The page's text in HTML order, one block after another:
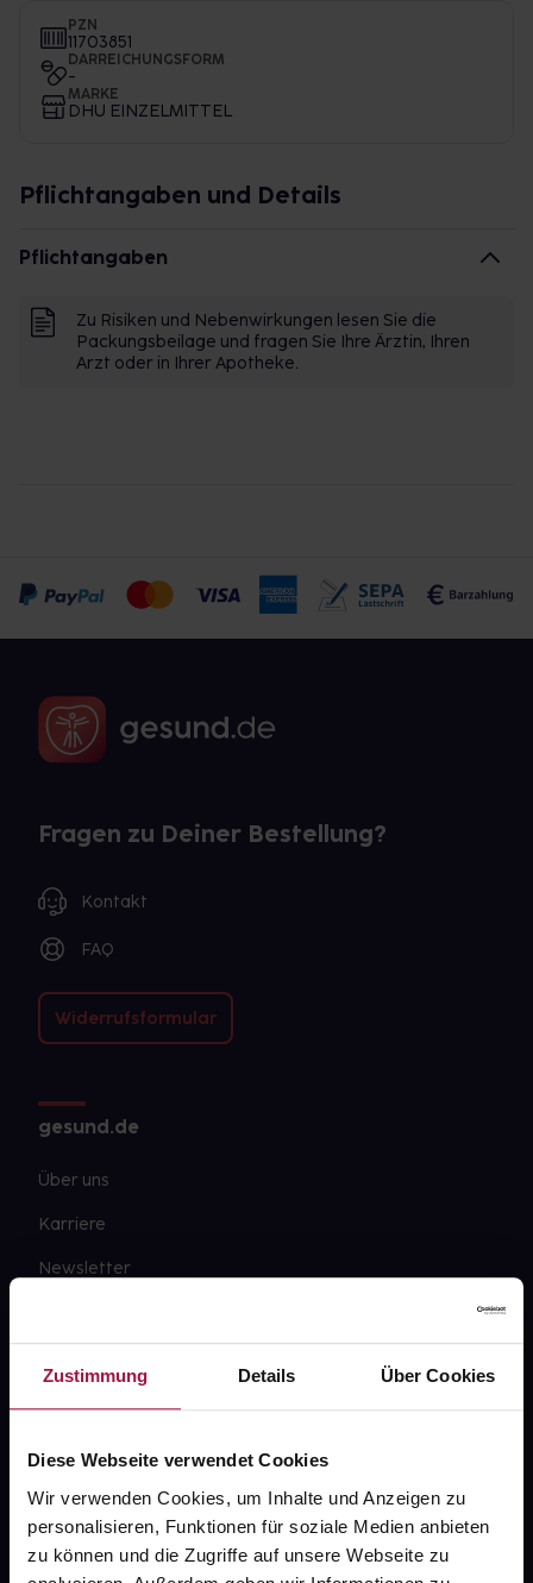
Zustimmung Details Über Cookies
Diese Webseite verwendet Cookies
Wir verwenden Cookies, um Inhalte und Anzeigen zu
personalisieren, Funktionen für soziale Medien anbieten
zu können und die Zugriffe auf unsere Webseite zu
PZN
11703851
DARREICHUNGSFORM
-
MARKE
DHU EINZELMITTEL
Pflichtangaben und Details
Pflichtangaben
Zu Risiken und Nebenwirkungen lesen Sie die
Packungsbeilage und fragen Sie Ihre Ärztin, Ihren
Arzt oder in Ihrer Apotheke.
Fragen zu Deiner Bestellung?
Kontakt
FAQ
Widerrufsformular
gesund.de
Über uns
Karriere
Newsletter
Datenschutz
AGB
Impressum